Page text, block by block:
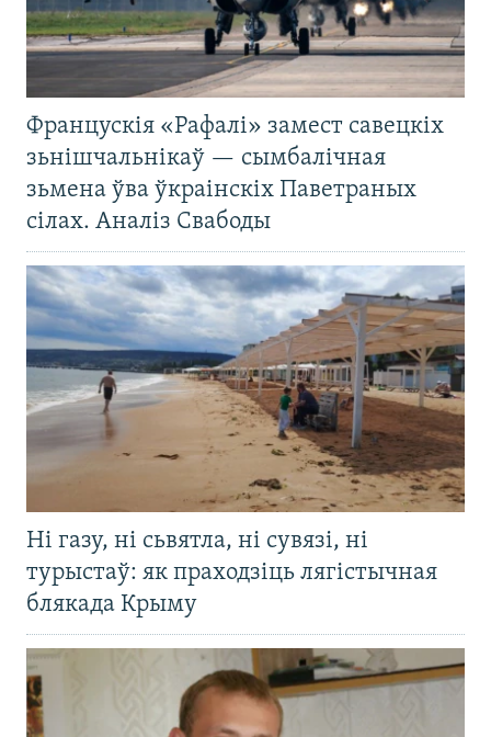
Францускія «Рафалі» замест савецкіх
зьнішчальнікаў — сымбалічная
зьмена ўва ўкраінскіх Паветраных
сілах. Аналіз Свабоды
Ні газу, ні сьвятла, ні сувязі, ні
турыстаў: як праходзіць лягістычная
блякада Крыму